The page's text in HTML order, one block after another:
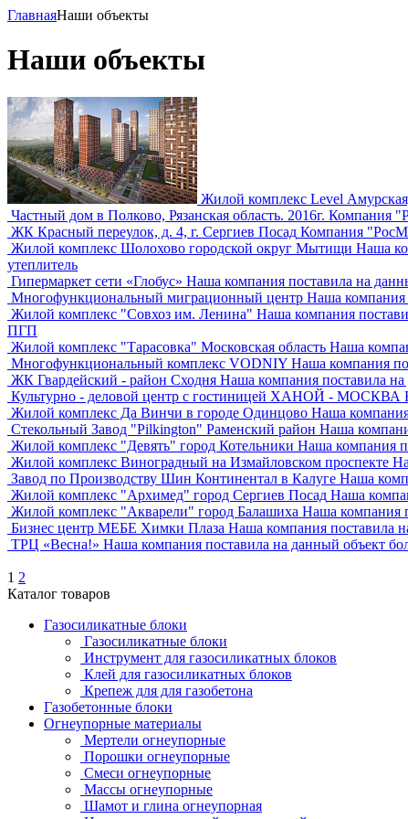
ГлавнаяНаши объекты
Наши объекты
Жилой комплекс Level
Частный дом в Полково, Рязанская область. 2016г. Компания
ЖК Красный переулок, д. 4, г. Сергиев Посад Компания
Жилой комплекс Шолохово городской округ Мытищи Наша
утеплитель
Гипермаркет сети «Глобус» Наша компания поставила на
Многофункциональный миграционный центр Наша компания
Жилой комплекс "Совхоз им. Ленина" Наша компания
ПГП
Жилой комплекс "Тарасовка" Московская область Наша
Многофункциональный комплекс VODNIY Наша компания
ЖК Гвардейский - район Сходня Наша компания поставила на
Культурно - деловой центр с гостиницей ХАНОЙ - МОСКВА
Жилой комплекс Да Винчи в городе Одинцово Наша компания
Стекольный Завод "Pilkington" Раменский район Наша
Жилой комплекс "Девять" город Котельники Наша компания
Жилой комплекс Виноградный на Измайловском проспекте
Завод по Производству Шин Континентал в Калуге Наша
Жилой комплекс "Архимед" город Сергиев Посад Наша
Жилой комплекс "Акварели" город Балашиха Наша компания
Бизнес центр МЕБЕ Химки Плаза Наша компания поставила
ТРЦ «Весна!» Наша компания поставила на данный объект
1 2
Каталог товаров
Газосиликатные блоки
Газосиликатные блоки
Инструмент для газосиликатных блоков
Клей для газосиликатных блоков
Крепеж для для газобетона
Газобетонные блоки
Огнеупорные материалы
Мертели огнеупорные
Порошки огнеупорные
Смеси огнеупорные
Массы огнеупорные
Шамот и глина огнеупорная